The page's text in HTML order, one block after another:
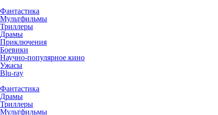
Фантастика
Мультфильмы
Триллеры
Драмы
Приключения
Боевики
Научно-популярное кино
Ужасы
Blu-ray
Фантастика
Драмы
Триллеры
Мультфильмы